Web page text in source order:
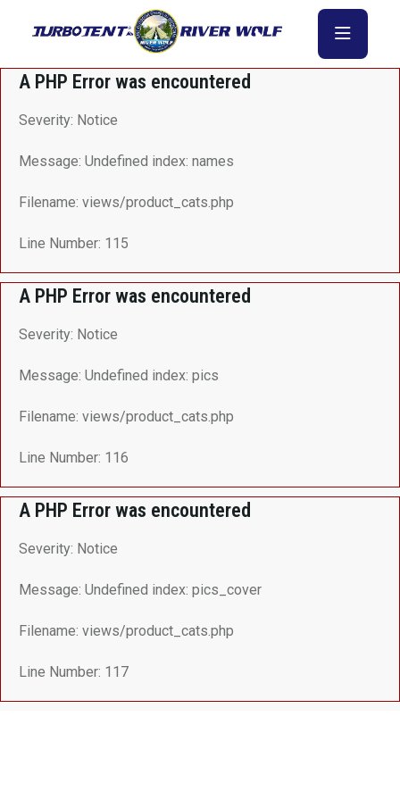
A PHP Error was encountered
Severity: Notice
Message: Undefined index: names
Filename: views/product_cats.php
Line Number: 115
A PHP Error was encountered
Severity: Notice
Message: Undefined index: pics
Filename: views/product_cats.php
Line Number: 116
A PHP Error was encountered
Severity: Notice
Message: Undefined index: pics_cover
Filename: views/product_cats.php
Line Number: 117